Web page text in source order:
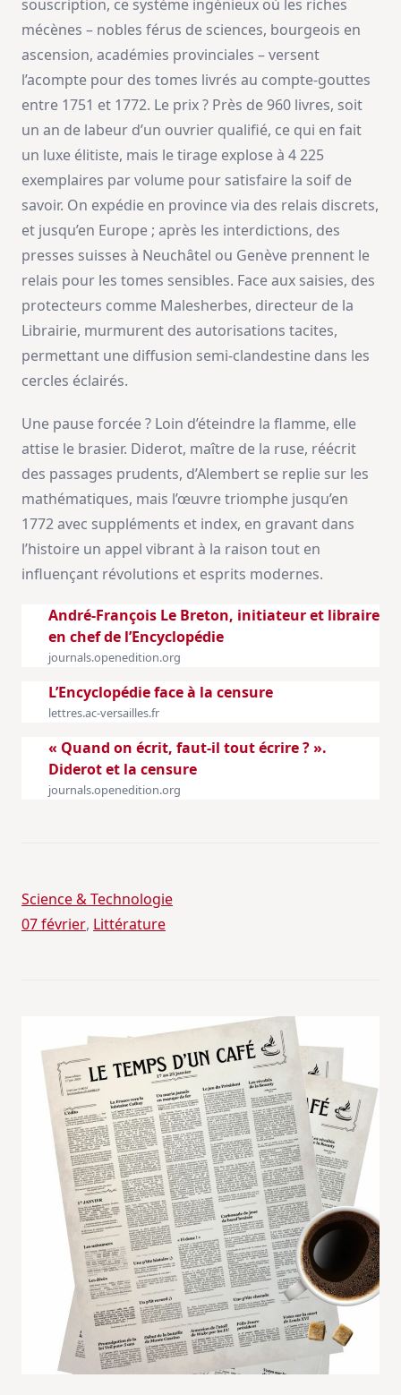
souscription, ce système ingénieux où les riches
mécènes – nobles férus de sciences, bourgeois en
ascension, académies provinciales – versent
l’acompte pour des tomes livrés au compte-gouttes
entre 1751 et 1772. Le prix ? Près de 960 livres, soit
un an de labeur d’un ouvrier qualifié, ce qui en fait
un luxe élitiste, mais le tirage explose à 4 225
exemplaires par volume pour satisfaire la soif de
savoir. On expédie en province via des relais discrets,
et jusqu’en Europe ; après les interdictions, des
presses suisses à Neuchâtel ou Genève prennent le
relais pour les tomes sensibles. Face aux saisies, des
protecteurs comme Malesherbes, directeur de la
Librairie, murmurent des autorisations tacites,
permettant une diffusion semi-clandestine dans les
cercles éclairés.
Une pause forcée ? Loin d’éteindre la flamme, elle
attise le brasier. Diderot, maître de la ruse, réécrit
des passages prudents, d’Alembert se replie sur les
mathématiques, mais l’œuvre triomphe jusqu’en
1772 avec suppléments et index, en gravant dans
l’histoire un appel vibrant à la raison tout en
influençant révolutions et esprits modernes.
André-François Le Breton, initiateur et libraire
en chef de l’Encyclopédie
journals.openedition.org
L’Encyclopédie face à la censure
lettres.ac-versailles.fr
« Quand on écrit, faut-il tout écrire ? ».
Diderot et la censure
journals.openedition.org
Science & Technologie
07 février, Littérature